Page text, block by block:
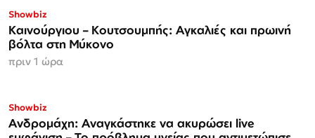
Showbiz
Καινούργιου – Κουτσουμπής: Αγκαλιές και πρωινή
βόλτα στη Μύκονο
πριν 1 ώρα
Showbiz
Ανδρομάχη: Αναγκάστηκε να ακυρώσει live